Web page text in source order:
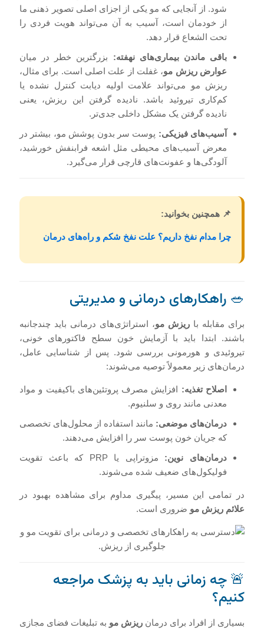
شود. از آنجایی که مو یکی از اجزای اصلی تصویر ذهنی ما
از خودمان است، آسیب به آن می‌تواند هویت فردی را
تحت الشعاع قرار دهد.
باقی ماندن بیماری‌های نهفته: بزرگترین خطر در میان
عوارض ریزش مو، غفلت از علت اصلی است. برای مثال،
ریزش مو می‌تواند علامت اولیه دیابت کنترل نشده یا
کم‌کاری تیروئید باشد. نادیده گرفتن این ریزش، یعنی
نادیده گرفتن یک مشکل داخلی جدی‌تر.
آسیب‌های فیزیکی: پوست سر بدون پوشش مو، بیشتر در
معرض آسیب‌های محیطی مثل اشعه فرابنفش خورشید،
آلودگی‌ها و عفونت‌های قارچی قرار می‌گیرد.
📌 همچنین بخوانید:
چرا مدام نفخ داریم؟ علت نفخ شکم و راه‌های درمان
🥗 راهکارهای درمانی و مدیریتی
برای مقابله با ریزش مو، استراتژی‌های درمانی باید چندجانبه
باشند. ابتدا باید با آزمایش خون سطح فاکتورهای خونی،
تیروئیدی و هورمونی بررسی شود. پس از شناسایی عامل،
درمان‌های زیر معمولاً توصیه می‌شوند:
اصلاح تغذیه: افزایش مصرف پروتئین‌های باکیفیت و مواد
معدنی مانند روی و سلنیوم.
درمان‌های موضعی: مانند استفاده از محلول‌های تخصصی
که جریان خون پوست سر را افزایش می‌دهند.
درمان‌های نوین:
مزوتراپی یا PRP که باعث تقویت
فولیکول‌های ضعیف شده می‌شوند.
در تمامی این مسیر، پیگیری مداوم برای مشاهده بهبود در
علائم ریزش مو ضروری است.
🚨 چه زمانی باید به پزشک مراجعه
کنیم؟
بسیاری از افراد برای درمان ریزش مو به تبلیغات فضای مجازی